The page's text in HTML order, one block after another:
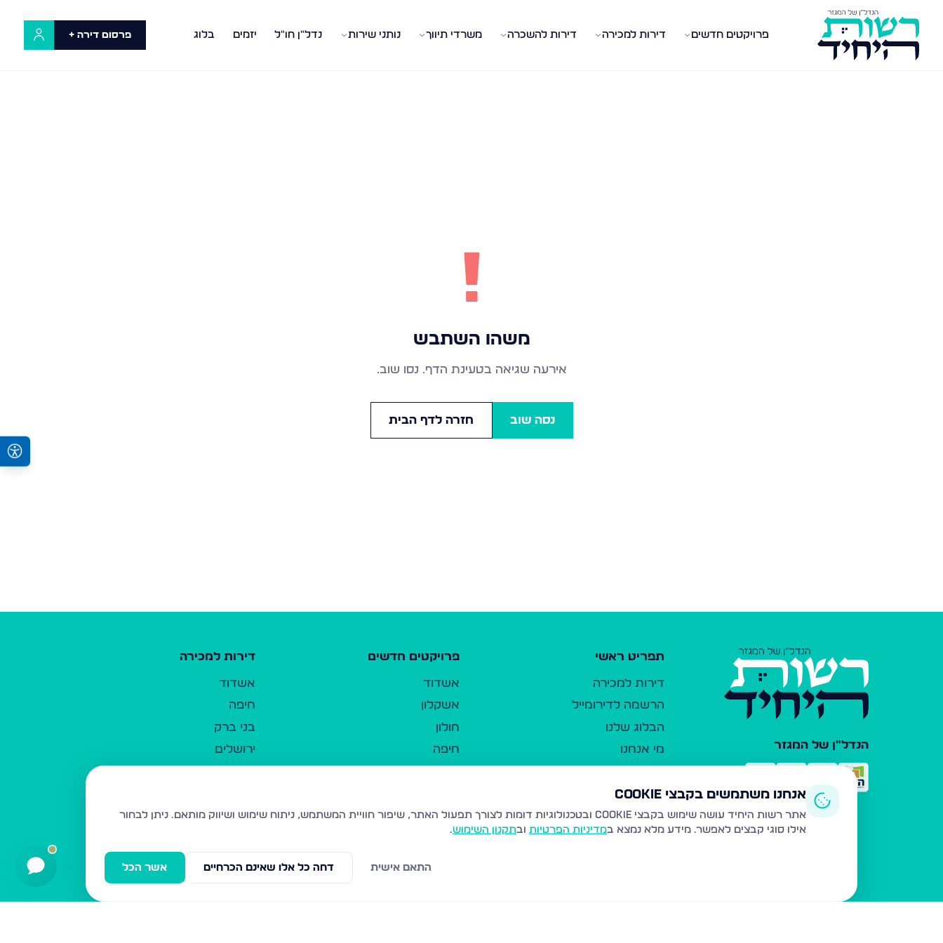
פרויקטים חדשים דירות למכירה דירות להשכרה משרדי תיווך נותני שירות נדל"ן חו"ל יזמים בלוג פרסום דירה +
!
משהו השתבש
אירעה שגיאה בטעינת הדף. נסו שוב.
נסה שוב חזרה לדף הבית
הנדל"ן של המגזר
תפריט ראשי
דירות למכירה
הרשמה לדירומייל
הבלוג שלנו
מי אנחנו
כלי עזר
פרסום ברשות היחיד
משרדי תיווך
פרויקטים חדשים
אשדוד
אשקלון
חולון
חיפה
נהריה
עמנואל
דירות למכירה
אשדוד
חיפה
בני ברק
ירושלים
בית שמש
ביתר עילית
אנחנו משתמשים בקבצי Cookie
אתר רשות היחיד עושה שימוש בקבצי Cookie ובטכנולוגיות דומות לצורך תפעול האתר, שיפור חוויית המשתמש, ניתוח שימוש ושיווק מותאם.
ניתן לבחור
אילו סוגי קבצים לאפשר. מידע מלא נמצא במדיניות הפרטיות ובתקנון השימוש.
אשר הכל דחה כל אלו שאינם הכרחיים התאם אישית